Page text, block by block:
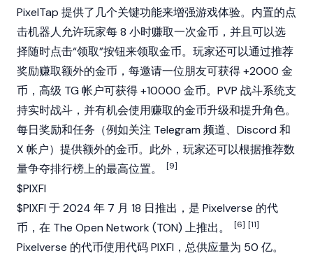
PixelTap 提供了几个关键功能来增强游戏体验。内置的点
击机器人允许玩家每 8 小时赚取一次金币，并且可以选
择随时点击“领取”按钮来领取金币。玩家还可以通过推荐
奖励赚取额外的金币，每邀请一位朋友可获得 +2000 金
币，高级 TG 帐户可获得 +10000 金币。PVP 战斗系统支
持实时战斗，并有机会使用赚取的金币升级和提升角色。
每日奖励和任务（例如关注 Telegram 频道、Discord 和
X 帐户）提供额外的金币。此外，玩家还可以根据推荐数
量争夺排行榜上的最高位置。
[9]
$PIXFI
$PIXFI 于 2024 年 7 月 18 日推出，是 Pixelverse 的代
币，在 The Open Network(TON) 上推出。 [6] [11]
Pixelverse 的代币使用代码 PIXFI，总供应量为 50 亿。